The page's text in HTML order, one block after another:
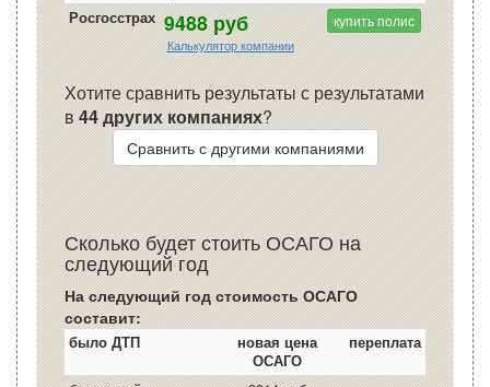
Росгосстрах 9488 руб
Калькулятор компании
купить полис
Хотите сравнить результаты с результатами
в44 других компаниях?
Сравнить с другими компаниями
Сколько будет стоить ОСАГО на
следующий год
На следующий год стоимость ОСАГО
составит:
было ДТП
новая цена
ОСАГО
переплата